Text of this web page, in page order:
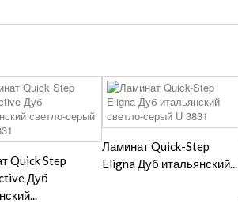
Quick Step
Дуб
Ламинат Quick-Step
Eligna Дуб итальянский...